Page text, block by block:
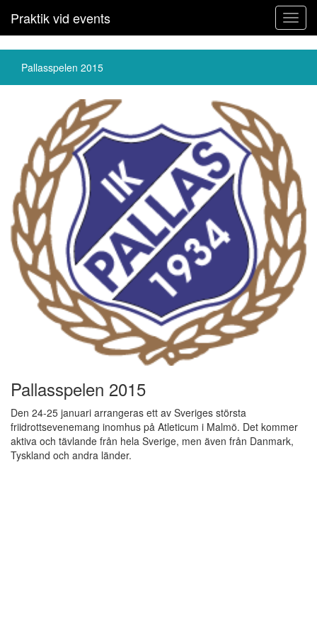
Praktik vid events
Pallasspelen 2015
Pallasspelen 2015
Den 24-25 januari arrangeras ett av Sveriges största
friidrottsevenemang inomhus på Atleticum i Malmö. Det kommer
aktiva och tävlande från hela Sverige, men även från Danmark,
Tyskland och andra länder.